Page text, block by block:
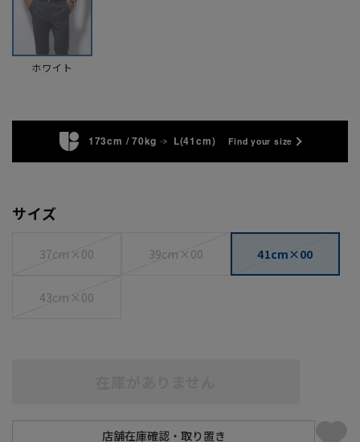
ホワイト
173cm / 70kg L(41cm) Find your size
サイズ
37cm×00 39cm×00 41cm×00
43cm×00